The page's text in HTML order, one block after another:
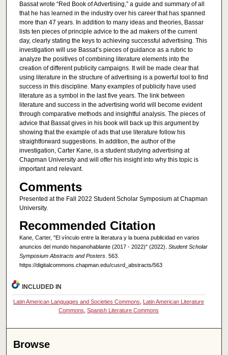
Bassat wrote “Red Book of Advertising,” a guide and summary of all
that he has learned in the industry over his career that has spanned
more than 47 years. In addition to many ideas and theories, Bassar
lists ten pieces of principle advice to the ad makers of the current
day, clearly stating the keys to achieving successful advertising. This
investigation will use Bassat’s pieces of guidance as a rubric to
analyze the positives of combining literature elements into the
creation of different publicity campaigns. It will be made clear that
using literature in the structure of advertising is a powerful tool to find
success in this discipline. Many examples of publicity have used
literature as a symbol in the last five years. The link between
literature and success in the advertising world will become evident
through comparative methods and insightful analysis. The pieces of
advice that Bassat gives in his book will back up this argument by
showing that the example of ads that use literature follow his
straightforward suggestions. In addition, the author of the
investigation, Carter Kane, is a student studying advertising at
Chapman University and will offer his insight into why this topic is
important and relevant.
Comments
Presented at the Fall 2022 Student Scholar Symposium at Chapman
University.
Recommended Citation
Kane, Carter, "El vínculo entre la literatura y la buena publicidad en varios
anuncios del mundo hispanohablante (2017 - 2022)" (2022). Student Scholar
Symposium Abstracts and Posters. 563.
https://digitalcommons.chapman.edu/cusrd_abstracts/563
INCLUDED IN
Latin American Languages and Societies Commons
Latin American Literature
Commons Spanish Literature Commons
Browse